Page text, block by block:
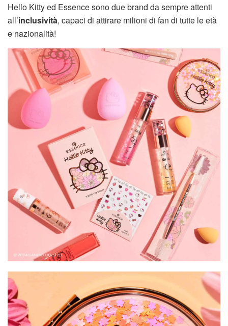
Hello Kitty ed Essence sono due brand da sempre attenti
all’inclusività, capaci di attirare milioni di fan di tutte le età
e nazionalità!